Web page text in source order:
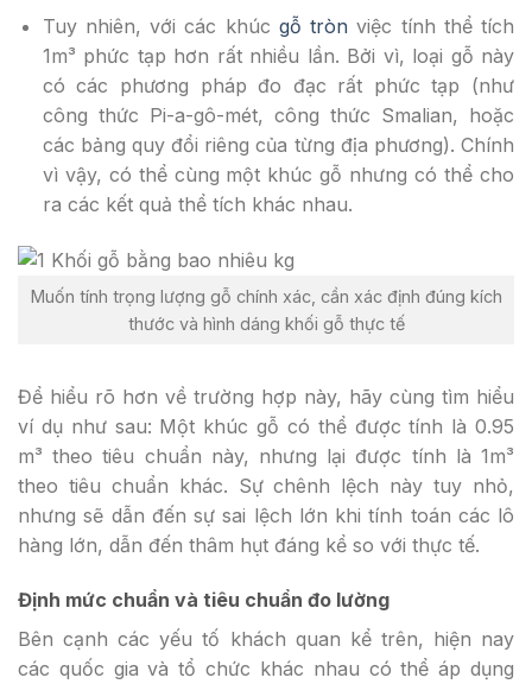
Tuy nhiên, với các khúc gỗ tròn việc tính thể tích
1m³ phức tạp hơn rất nhiều lần. Bởi vì, loại gỗ này
có các phương pháp đo đạc rất phức tạp (như
công thức Pi-a-gô-mét, công thức Smalian, hoặc
các bảng quy đổi riêng của từng địa phương). Chính
vì vậy, có thể cùng một khúc gỗ nhưng có thể cho
ra các kết quả thể tích khác nhau.
Muốn tính trọng lượng gỗ chính xác, cần xác định đúng kích
thước và hình dáng khối gỗ thực tế
Để hiểu rõ hơn về trường hợp này, hãy cùng tìm hiểu
ví dụ như sau: Một khúc gỗ có thể được tính là 0.95
m³ theo tiêu chuẩn này, nhưng lại được tính là 1m³
theo tiêu chuẩn khác. Sự chênh lệch này tuy nhỏ,
nhưng sẽ dẫn đến sự sai lệch lớn khi tính toán các lô
hàng lớn, dẫn đến thâm hụt đáng kể so với thực tế.
Định mức chuẩn và tiêu chuẩn đo lường
Bên cạnh các yếu tố khách quan kể trên, hiện nay
các quốc gia và tổ chức khác nhau có thể áp dụng